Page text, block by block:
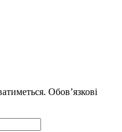
Обов’язкові